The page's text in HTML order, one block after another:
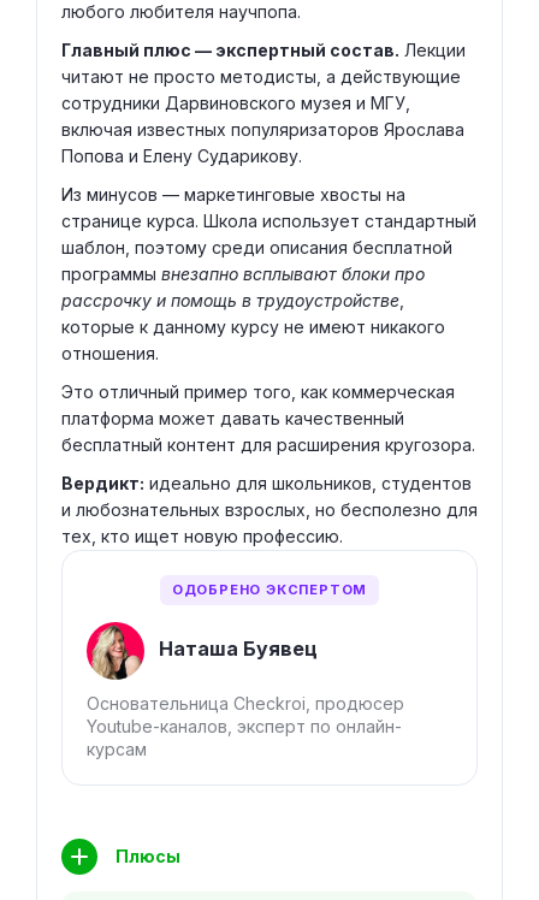
любого любителя научпопа.
Главный плюс — экспертный состав. Лекции
читают не просто методисты, а действующие
сотрудники Дарвиновского музея и МГУ,
включая известных популяризаторов Ярослава
Попова и Елену Сударикову.
Из минусов — маркетинговые хвосты на
странице курса. Школа использует стандартный
шаблон, поэтому среди описания бесплатной
программы внезапно всплывают блоки про
рассрочку и помощь в трудоустройстве
которые к данному курсу не имеют никакого
отношения.
Это отличный пример того, как коммерческая
платформа может давать качественный
бесплатный контент для расширения кругозора.
Вердикт: идеально для школьников, студентов
и любознательных взрослых, но бесполезно для
тех, кто ищет новую профессию.
ОДОБРЕНО ЭКСПЕРТОМ
Наташа Буявец
Основательница Checkroi, продюсер
Youtube-каналов, эксперт по онлайн-
курсам
Плюсы